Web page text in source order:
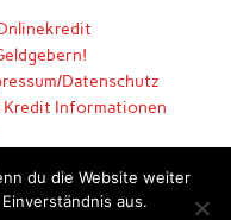
Datenschutz
Informationen
du die Website weiter
aus.